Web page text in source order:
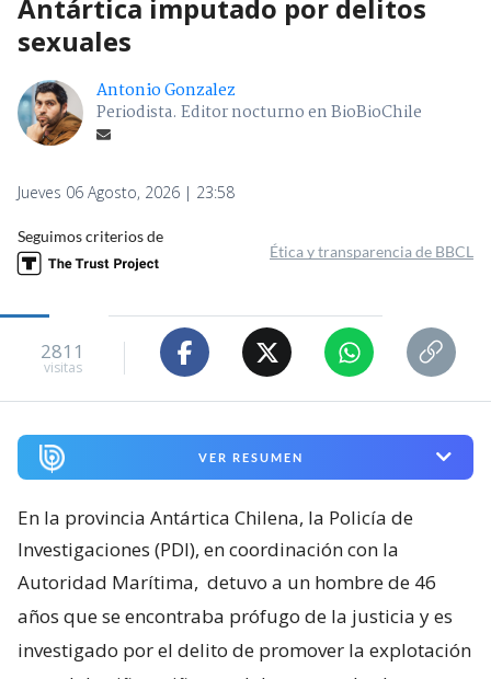
Antártica imputado por delitos
sexuales
Antonio Gonzalez
Periodista. Editor nocturno en BioBioChile
Jueves 06 Agosto, 2026 | 23:58
Seguimos criterios de
Ética y transparencia de BBCL
2811
visitas
VER RESUMEN
En la provincia Antártica Chilena, la Policía de
Investigaciones (PDI), en coordinación con la
Autoridad Marítima, detuvo a un hombre de 46
años que se encontraba prófugo de la justicia y es
investigado por el delito de promover la explotación